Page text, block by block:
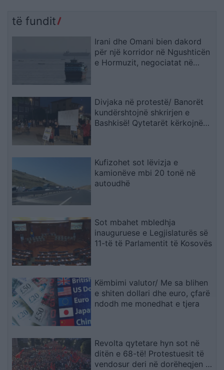
të fundit
Irani dhe Omani bien dakord
për një korridor në Ngushticën
e Hormuzit, negociatat në
Divjaka në protestë/ Banorët
kundërshtojnë shkrirjen e
Bashkisë! Qytetarët kërkojnë
Kufizohet sot lëvizja e
kamionëve mbi 20 tonë në
autoudhë
Sot mbahet mbledhja
inauguruese e Legjislaturës së
11-të të Parlamentit të Kosovës
Këmbimi valutor/ Me sa blihen
e shiten dollari dhe euro, çfarë
ndodh me monedhat e tjera
Revolta qytetare hyn sot në
ditën e 68-të! Protestuesit të
vendosur deri në dorëheqjen e